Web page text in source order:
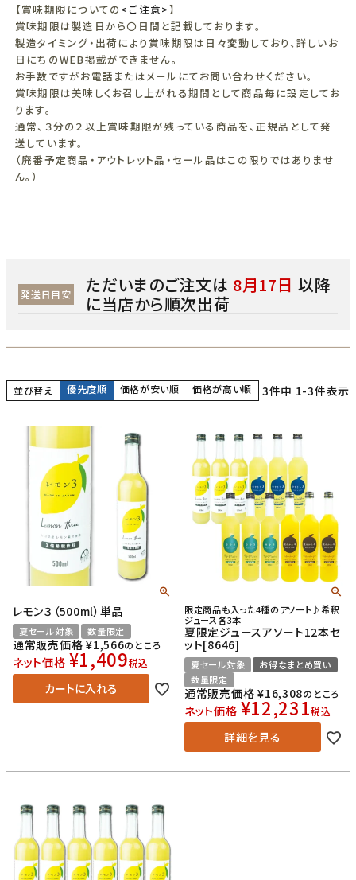
【賞味期限についての<ご注意>】
賞味期限は製造日から〇日間と記載しております。
製造タイミング・出荷により賞味期限は日々変動しており、詳しいお
日にちのWEB掲載ができません。
お手数ですがお電話またはメールにてお問い合わせください。
賞味期限は美味しくお召し上がれる期間として商品毎に設定してお
ります。
通常、３分の２以上賞味期限が残っている商品を、正規品として発
送しています。
（廃番予定商品・アウトレット品・セール品はこの限りではありませ
ん。）
発送日目安 ただいまのご注文は 8月17日 以降
に当店から順次出荷
並び替え 優先度順 価格が安い順 価格が高い順 3件中 1-3件表示
レモン３（500ml）単品
夏セール対象 数量限定
通常販売価格 ¥1,566のところ
ネット価格 ¥1,409税込
カートに入れる
限定商品も入った4種のアソート♪希釈
ジュース各3本
夏限定ジュースアソート12本セ
ット[8646]
夏セール対象
お得なまとめ買い
数量限定
通常販売価格 ¥16,308のところ
ネット価格 ¥12,231税込
詳細を見る